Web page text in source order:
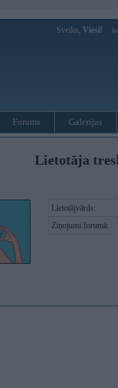
Sveiks, Viesi!
Forums Galerijas
Lietotāja
Lietotājvārds:
Ziņojumi forumā: